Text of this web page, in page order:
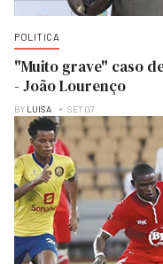
POLITICA
"Muito grave" caso
- João Lourenço
BY LUISA SET 07